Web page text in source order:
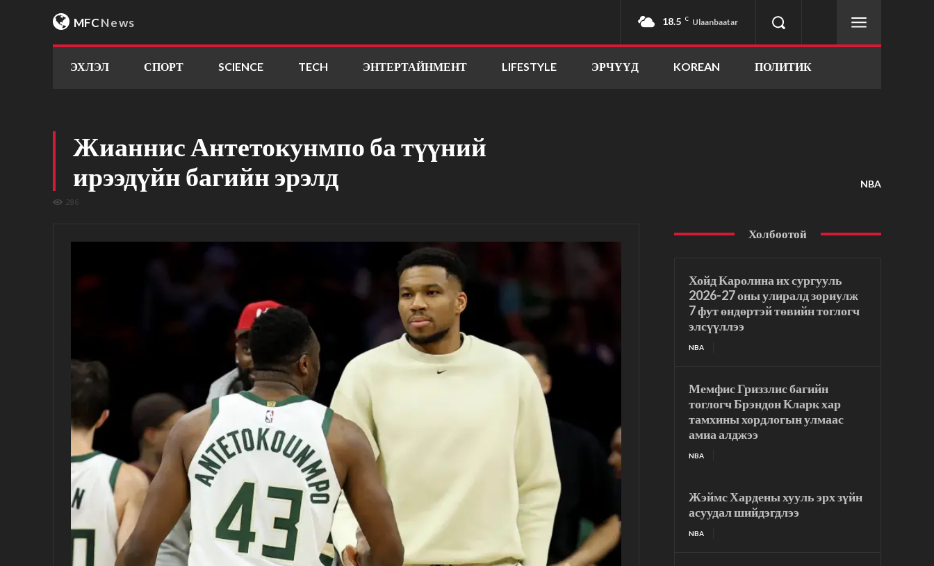
MFCNews 18.5 C Ulaanbaatar
ЭХЛЭЛ СПОРТ SCIENCE TECH ЭНТЕРТАЙНМЕНТ LIFESTYLE ЭРЧҮҮД KOREAN ПОЛИТИК
Жианнис Антетокунмпо ба түүний
ирээдүйн багийн эрэлд
286
NBA
Холбоотой
Хойд Каролина их сургууль
2026-27 оны улиралд зориулж
7 фут өндөртэй төвийн тоглогч
элсүүллээ
NBA
Мемфис Гриззлис багийн
тоглогч Брэндон Кларк хар
тамхины хордлогын улмаас
амиа алджээ
NBA
Жэймс Хардены хууль эрх зүйн
асуудал шийдэгдлээ
NBA